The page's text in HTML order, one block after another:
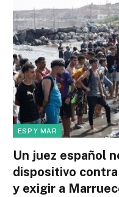
ESP Y MAR
Un juez español
dispositivo
y exigir a